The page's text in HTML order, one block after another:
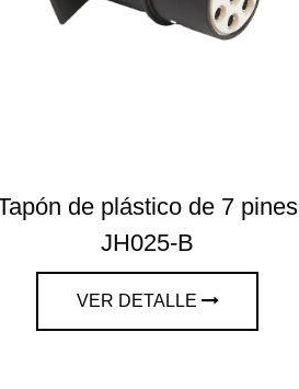
de plástico de 7 pines
JH025-B
VER DETALLE